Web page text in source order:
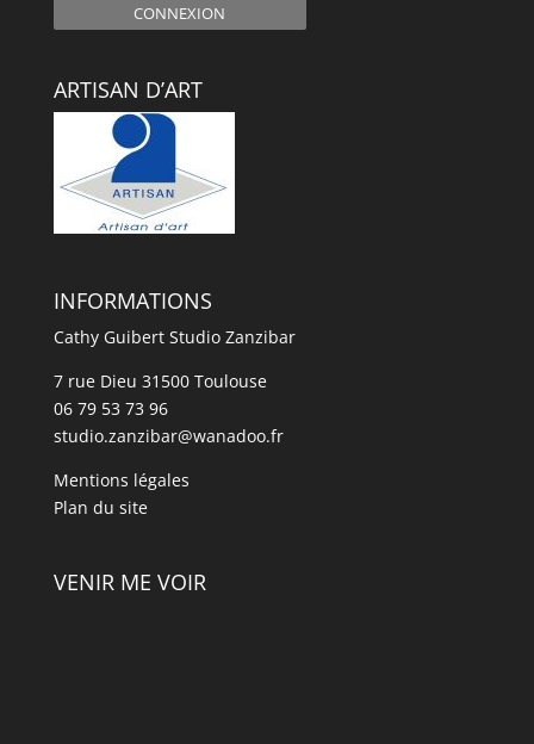
CONNEXION
ARTISAN D’ART
INFORMATIONS
Cathy Guibert Studio Zanzibar
7 rue Dieu 31500 Toulouse
06 79 53 73 96
studio.zanzibar@wanadoo.fr
Mentions légales
Plan du site
VENIR ME VOIR